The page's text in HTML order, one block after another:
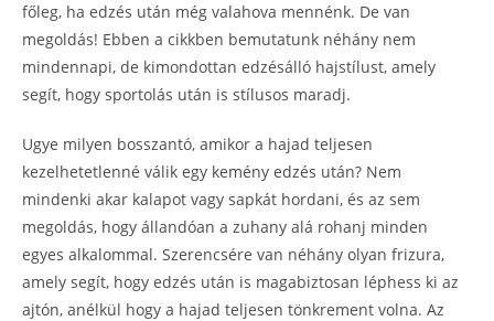
főleg, ha edzés után még valahova mennénk. De van
megoldás! Ebben a cikkben bemutatunk néhány nem
mindennapi, de kimondottan edzésálló hajstílust, amely
segít, hogy sportolás után is stílusos maradj.
Ugye milyen bosszantó, amikor a hajad teljesen
kezelhetetlenné válik egy kemény edzés után? Nem
mindenki akar kalapot vagy sapkát hordani, és az sem
megoldás, hogy állandóan a zuhany alá rohanj minden
egyes alkalommal. Szerencsére van néhány olyan frizura,
amely segít, hogy edzés után is magabiztosan léphess ki az
ajtón, anélkül hogy a hajad teljesen tönkrement volna. Az